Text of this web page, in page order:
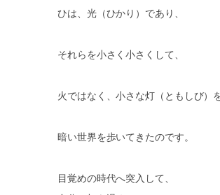
ひは、光（ひかり）であり、
それらを小さく小さくして、
火ではなく、小さな灯（ともしび）
暗い世界を歩いてきたのです。
目覚めの時代へ突入して、